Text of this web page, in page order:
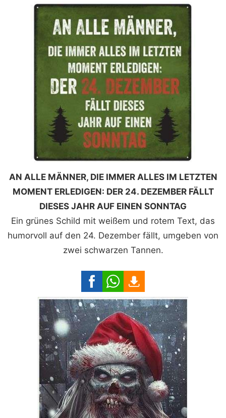
AN ALLE MÄNNER, DIE IMMER ALLES IM LETZTEN
MOMENT ERLEDIGEN: DER 24. DEZEMBER FÄLLT
DIESES JAHR AUF EINEN SONNTAG
Ein grünes Schild mit weißem und rotem Text, das
humorvoll auf den 24. Dezember fällt, umgeben von
zwei schwarzen Tannen.